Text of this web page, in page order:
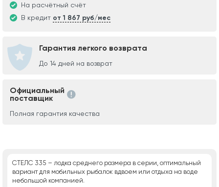
На расчётный счёт
В кредит от 1 867 руб/мес
Гарантия легкого возврата
До 14 дней на возврат
Официальный
поставщик
Полная гарантия качества
СТЕЛС 335 – лодка среднего размера в серии, оптимальный
вариант для мобильных рыбалок вдвоем или отдыха на воде
небольшой компанией.